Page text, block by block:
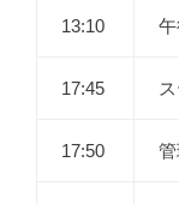
13:10 午
17:45
17:50